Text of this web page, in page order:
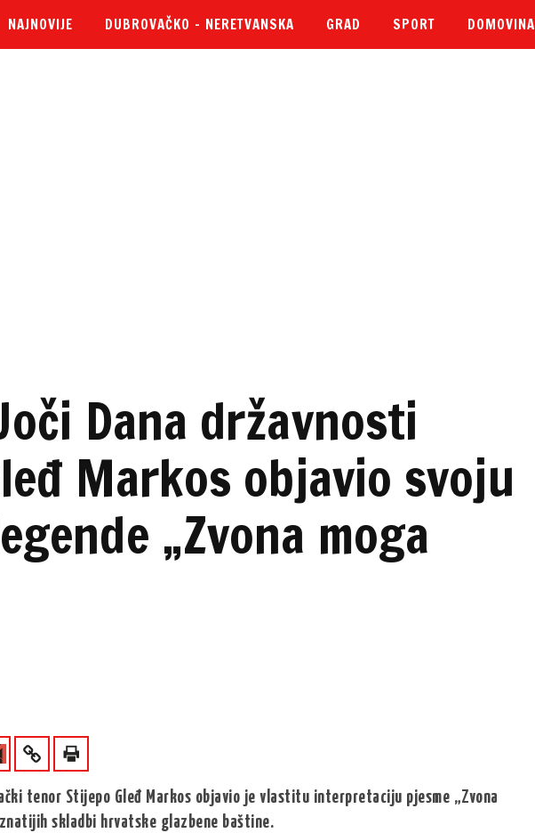
NAJNOVIJE DUBROVAČKO – NERETVANSKA GRAD SPORT DOMOVINA
Dana državnosti
Markos objavio svoju
„Zvona moga
tenor Stijepo Gleđ Markos objavio je vlastitu interpretaciju pjesme „Zvona
skladbi hrvatske glazbene baštine.